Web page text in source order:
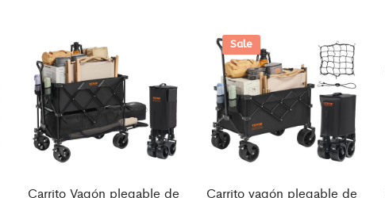
Carrito Vagón plegable de
Sale
Carrito vagón plegable de